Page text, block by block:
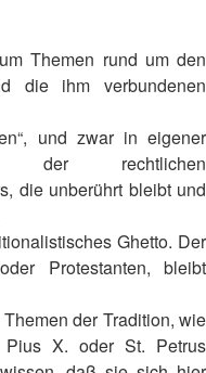
Themen rund um den
die ihm verbundenen
und zwar in eigener
der rechtlichen
die unberührt bleibt und
Ghetto. Der
Protestanten, bleibt
der Tradition, wie
Pius X. oder St. Petrus